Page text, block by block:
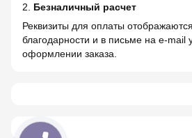
2. Безналичный расчет
Реквизиты для оплаты
благодарности и в письме на e-mail
оформлении заказа.